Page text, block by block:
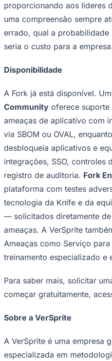
Vasco
proporcionando aos líderes
uma compreensão sempre
errado, qual a probabilidade
seria o custo para a
Disponibilidade
A Fork já está disponível.
Community oferece
ameaças de aplicativo com
via SBOM ou OVAL,
desbloqueia aplicativos e
integrações, SSO, controles
registro de auditoria. Fork
plataforma com testes
tecnologia da Knife e da
— solicitados diretamente
ameaças. A VerSprite
Ameaças como Serviço
treinamento especializado e
Para saber mais, solicitar
começar gratuitamente,
Sobre a VerSprite
A VerSprite é uma empresa
especializada em